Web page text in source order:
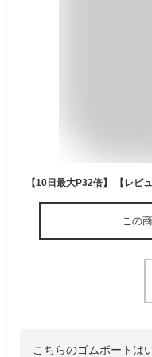
この
こちらのゴムボートは